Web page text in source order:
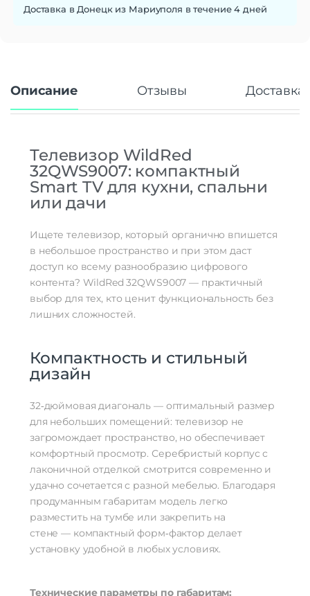
3×HDMI 2.0; 2×USB 2.0; LAN (RJ‑45);
композитный вход RCA и выход RCA;
слот CI/PCMCIA; разъём для
Звук
Мощность звука
Основные характеристики
Дополнительно
Тип тюнера
DVB-T/T2/C/S2
Размеры для крепления на
Доставка в Донецк из Мариуполя в течение 4 дней
Описание Отзывы Доставка
Телевизор WildRed
32QWS9007: компактный
Smart TV для кухни, спальни
или дачи
Ищете телевизор, который органично впишется
в небольшое пространство и при этом даст
доступ ко всему разнообразию цифрового
контента? WildRed 32QWS9007 — практичный
выбор для тех, кто ценит функциональность без
лишних сложностей.
Компактность и стильный
дизайн
32‑дюймовая диагональ — оптимальный размер
для небольших помещений: телевизор не
загромождает пространство, но обеспечивает
комфортный просмотр. Серебристый корпус с
лаконичной отделкой смотрится современно и
удачно сочетается с разной мебелью. Благодаря
продуманным габаритам модель легко
разместить на тумбе или закрепить на
стене — компактный форм‑фактор делает
установку удобной в любых условиях.
Технические параметры по габаритам: